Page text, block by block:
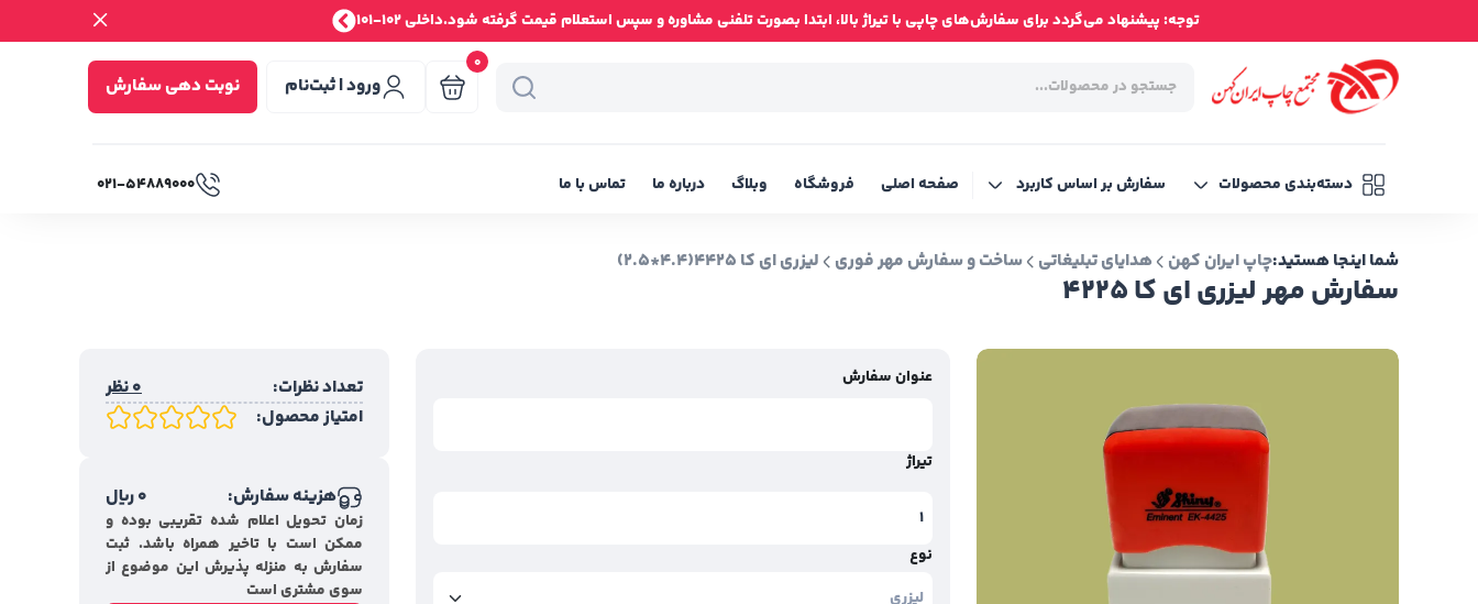
توجه: پیشنهاد می‌گردد برای سفارش‌های چاپی با تیراژ بالا، ابتدا بصورت تلفنی مشاوره و سپس استعلام قیمت گرفته شود.داخلی 102-101
0
ورود | ثبت‌نام نوبت دهی سفارش
دسته‌بندی محصولات سفارش بر اساس کاربرد صفحه اصلی فروشگاه وبلاگ درباره ما تماس با ما ۰۲۱-۵۴۸۸۹۰۰۰
سفارش مهر لیزری ای کا 4225
شما اینجا هستید:چاپ ایران کهن هدایای تبلیغاتی ساخت و سفارش مهر فوری لیزری ای کا 4425(4.4*2.5)
عنوان سفارش
تیراژ
نوع
تعداد نظرات:
0 نظر
امتیاز محصول:
هزینه سفارش: 0ریال
زمان تحویل اعلام شده تقریبی بوده و
ممکن است با تاخیر همراه باشد. ثبت
سفارش به منزله پذیرش این موضوع از
سوی مشتری است